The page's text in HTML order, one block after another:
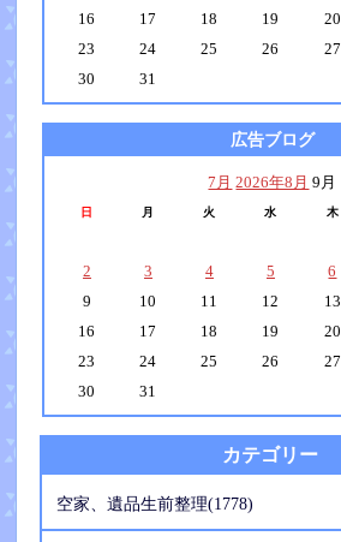
16
17 18 19 20
23
24 25 26 27
30
31
広告ブログ
7月 2026年8月 9月
日 月 火 水 木
2
3 4 5 6
9
10 11 12 13
16
17 18 19 20
23
24 25 26 27
30
31
カテゴリー
空家、遺品生前整理(1778)